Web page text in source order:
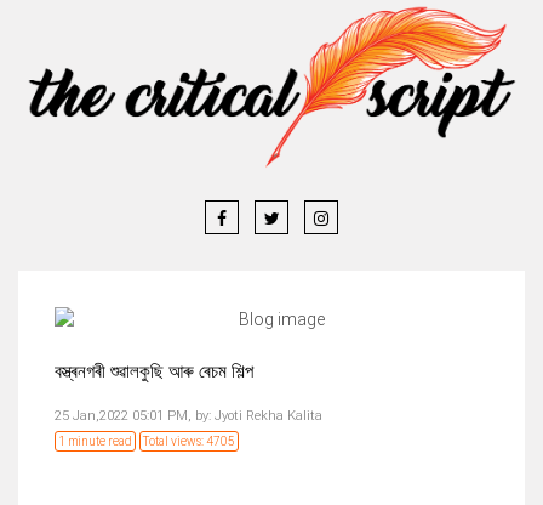
বস্ত্ৰনগৰী শুৱালকুছি আৰু ৰেচম শিল্প
25 Jan,2022 05:01 PM, by: Jyoti Rekha Kalita
1 minute read Total views: 4705